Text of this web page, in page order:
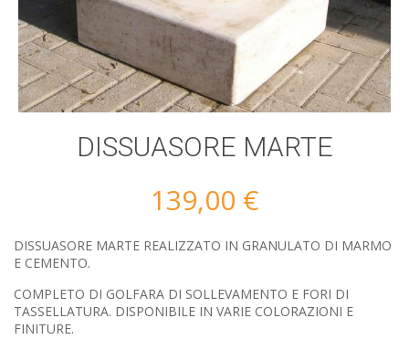
DISSUASORE MARTE
139,00 €
DISSUASORE MARTE REALIZZATO IN GRANULATO DI MARMO
E CEMENTO.
COMPLETO DI GOLFARA DI SOLLEVAMENTO E FORI DI
TASSELLATURA. DISPONIBILE IN VARIE COLORAZIONI E
FINITURE.